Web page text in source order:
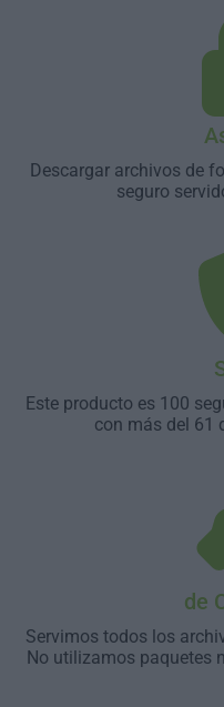
Descargar archivos de
seguro
Este producto es 100
con más del 61
de
Servimos todos los
No utilizamos paquetes